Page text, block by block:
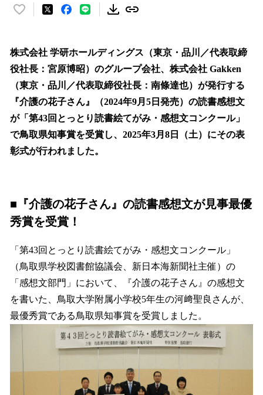
い
！
数
を
読
み
込
中
で
株式会社 学研ホールディングス（東京・品川／代表取締
役社長：宮原博昭）のグループ会社、株式会社 Gakken
（東京・品川／代表取締役社長：南條達也）が発行する
『介護の花子さん』（2024年9月5日発売）の読書感想文
が「第43回とっとり読書絵てがみ・感想文コンクール」
で鳥取県知事賞を受賞し、2025年3月8日（土）にその表
彰式が行われました。
■『介護の花子さん』の読書感想文が見事最優
秀賞を受賞！
「第43回とっとり読書絵てがみ・感想文コンクール」
（鳥取県学校図書館協議会、新日本海新聞社主催）の
「感想文部門」において、『介護の花子さん』の感想文
を書いた、鳥取大学附属小学校5年生の河﨑聖良さんが、
最優秀賞である鳥取県知事賞を受賞しました。